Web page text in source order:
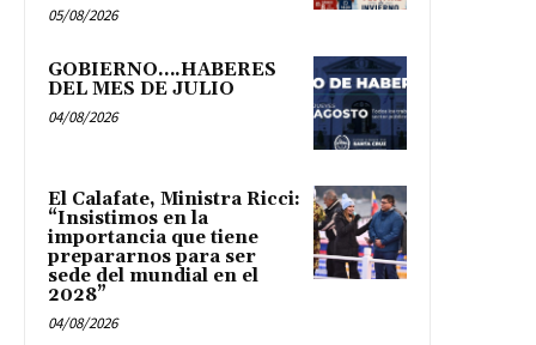
05/08/2026
GOBIERNO….HABERES
DEL MES DE JULIO
04/08/2026
El Calafate, Ministra Ricci:
“Insistimos en la
importancia que tiene
prepararnos para ser
sede del mundial en el
2028”
04/08/2026